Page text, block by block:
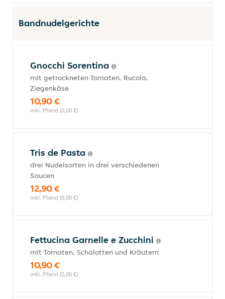
Bandnudelgerichte
Gnocchi Sorentina
mit getrockneten Tomaten, Rucola,
Ziegenkäse
10,90 €
inkl. Pfand (0,00 €)
Tris de Pasta
drei Nudelsorten in drei verschiedenen
Saucen
12,90 €
inkl. Pfand (0,00 €)
Fettucina Garnelle e Zucchini
mit Tomaten, Schalotten und Kräutern
10,90 €
inkl. Pfand (0,00 €)